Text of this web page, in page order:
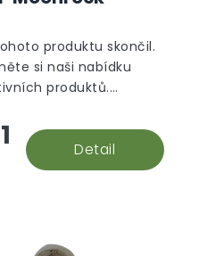
Detail
produktu skončil.
si naši nabídku
produktů.